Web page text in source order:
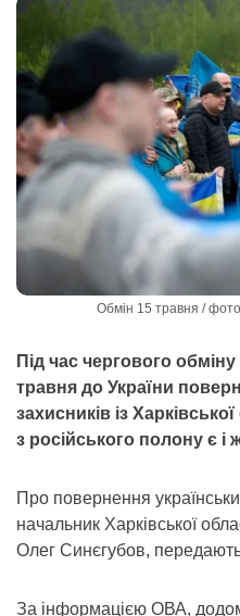
Обмін 15 травня /
Під час чергового
травня до України
захисників із
з російського полону є і
Про повернення
начальник Харківської
Олег Синєгубов,
За інформацією ОВА,